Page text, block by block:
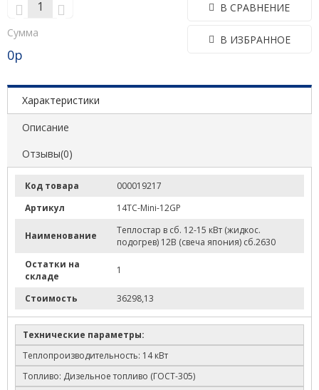
Сумма
0р
В СРАВНЕНИЕ
В ИЗБРАННОЕ
Характеристики
Описание
Отзывы(0)
Код товара
000019217
Артикул
14ТС-Mini-12GP
Наименование
Теплостар в сб. 12-15 кВт (жидкос.
подогрев) 12В (свеча япония) сб.2630
Остатки на
складе
1
Стоимость 36298,13
Технические параметры:
Теплопроизводительность: 14 кВт
Топливо: Дизельное топливо (ГОСТ-305)